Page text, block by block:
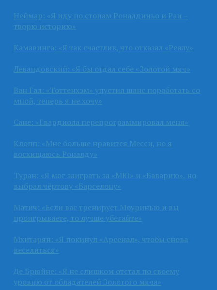
Неймар: «Я иду по стопам Роналдиньо и Раи –
творю историю»
Камавинга: «Я так счастлив, что отказал «Реалу»
Левандовский: «Я бы отдал себе «Золотой мяч»
Ван Гал: «Тоттенхэм» упустил шанс поработать со
мной, теперь я не хочу»
Сане: «Гвардиола перепрограммировал меня»
Клопп: «Мне больше нравится Месси, но я
восхищаюсь Роналду»
Туран: «Я мог заиграть за «МЮ» и «Баварию», но
выбрал чёртову «Барселону»
Матич: «Если вас тренирует Моуринью и вы
проигрываете, то лучше убегайте»
Мхитарян: «Я покинул «Арсенал», чтобы снова
веселиться»
Де Брюйне: «Я не слишком отстал по своему
уровню от обладателей Золотого мяча»